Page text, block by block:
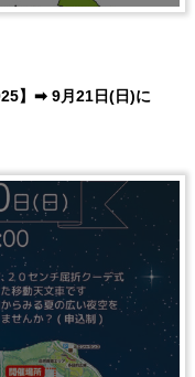
】➡ 9月21日(日)に